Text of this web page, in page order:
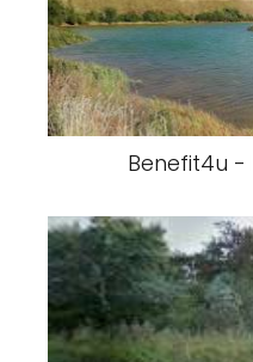
Benefit4u -